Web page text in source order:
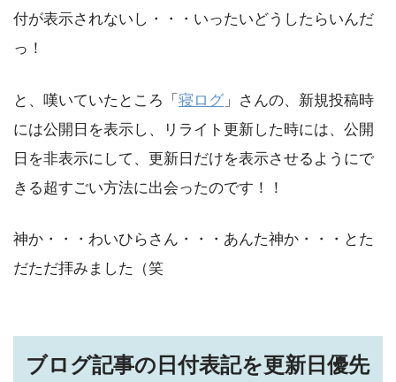
付が表示されないし・・・いったいどうしたらいんだ
っ！
と、嘆いていたところ「 寝ログ 」さんの、新規投稿時
には公開日を表示し、リライト更新した時には、公開
日を非表示にして、更新日だけを表示させるようにで
きる超すごい方法に出会ったのです！！
神か・・・わいひらさん・・・あんた神か・・・とた
だただ拝みました（笑
ブログ記事の日付表記を更新日優先